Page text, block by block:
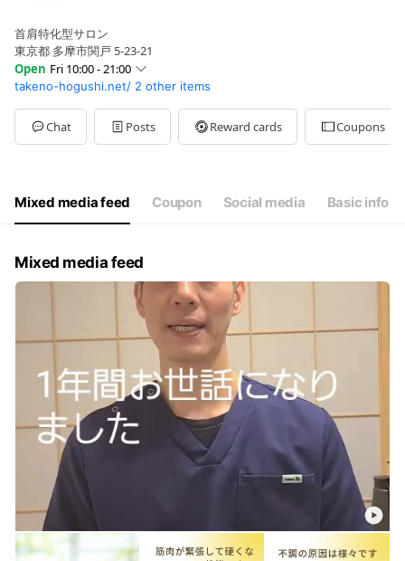
首肩特化型サロン
東京都 多摩市関戸 5-23-21
Open Fri 10:00 - 21:00
Sun09:00 - 22:00
Mon10:00 - 21:00
Tue10:00 - 21:00
WedClosed
Sat
09:00 - 22:00
takeno-hogushi.net/ 2 other items
Chat Posts Reward cards Coupons
Mixed media feed Coupon Social media Basic info
Mixed media feed